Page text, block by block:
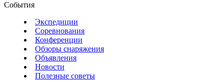
События
Экспедиции
Соревнования
Конференции
Обзоры снаряжения
Объявления
Новости
Полезные советы